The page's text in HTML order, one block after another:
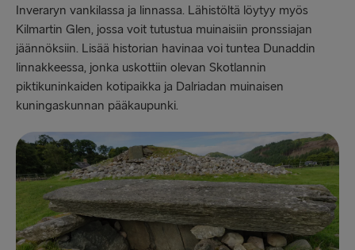
Inveraryn vankilassa ja linnassa. Lähistöltä löytyy myös
Kilmartin Glen, jossa voit tutustua muinaisiin pronssiajan
jäännöksiin. Lisää historian havinaa voi tuntea Dunaddin
linnakkeessa, jonka uskottiin olevan Skotlannin
piktikuninkaiden kotipaikka ja Dalriadan muinaisen
kuningaskunnan pääkaupunki.